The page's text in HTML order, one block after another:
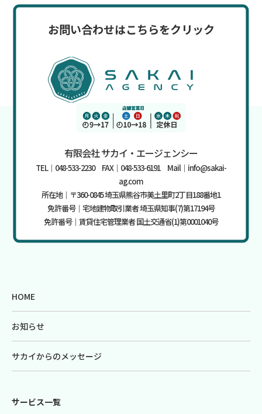
お問い合わせはこちらをクリック
有限会社 サカイ・エージェンシー
TEL｜048-533-2230 FAX｜048-533-6191 Mail｜info@sakai-
ag.com
所在地｜〒360-0845 埼玉県熊谷市美土里町2丁目188番地1
免許番号｜宅地建物取引業者 埼玉県知事(7)第17194号
免許番号｜賃貸住宅管理業者 国土交通省(1)第0001040号
HOME
お知らせ
サカイからのメッセージ
サービス一覧